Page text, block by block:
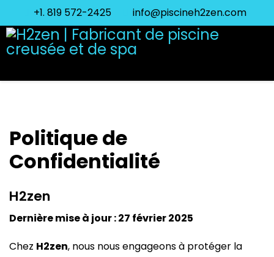
+1. 819 572-2425 info@piscineh2zen.com
Politique de
Confidentialité
H2zen
Dernière mise à jour : 27 février 2025
Chez H2zen, nous nous engageons à protéger la